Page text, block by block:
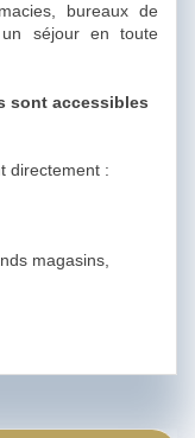
bureaux de
séjour en toute
sont accessibles
directement :
magasins,